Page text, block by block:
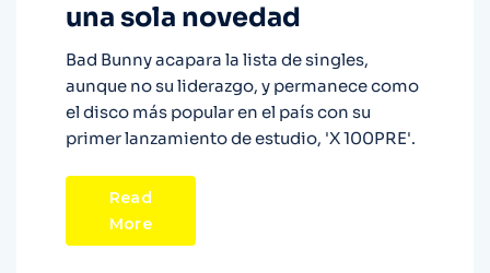
una sola novedad
Bad Bunny acapara la lista de singles,
aunque no su liderazgo, y permanece como
el disco más popular en el país con su
primer lanzamiento de estudio, 'X 100PRE'.
Read
More